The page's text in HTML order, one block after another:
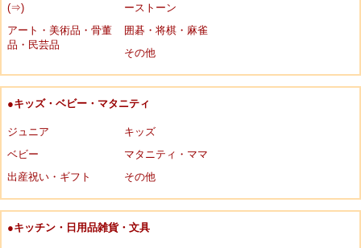
(⇒)
ーストーン
アート・美術品・骨董
品・民芸品
囲碁・将棋・麻雀
その他
●キッズ・ベビー・マタニティ
ジュニア
キッズ
ベビー
マタニティ・ママ
出産祝い・ギフト
その他
●キッチン・日用品雑貨・文具